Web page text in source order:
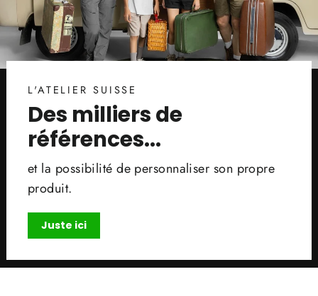
L'ATELIER SUISSE
Des milliers de
références...
et la possibilité de personnaliser son propre
produit.
Juste ici